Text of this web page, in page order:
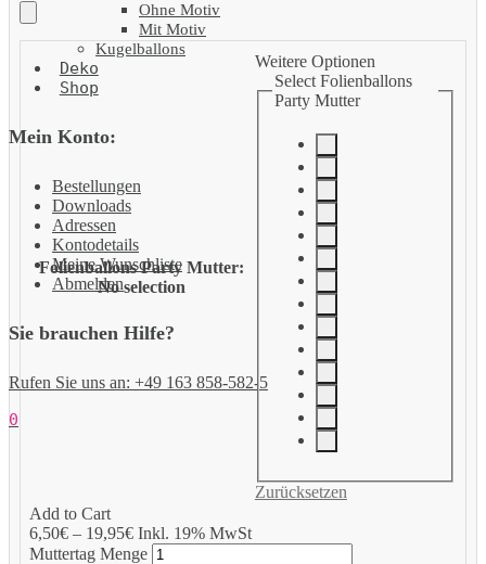
Ohne Motiv
Mit Motiv
Kugelballons
Deko
Shop
Mein Konto:
Bestellungen
Downloads
Adressen
Kontodetails
Meine Wunschliste
Abmelden
Sie brauchen Hilfe?
Rufen Sie uns an: +49 163 858-582-5
0
Add to Cart
6,50€– 19,95€Inkl. 19% MwSt
Folienballons Party Mutter:
No selection
Weitere Optionen
Select Folienballons
Party Mutter
Zurücksetzen
Muttertag Menge